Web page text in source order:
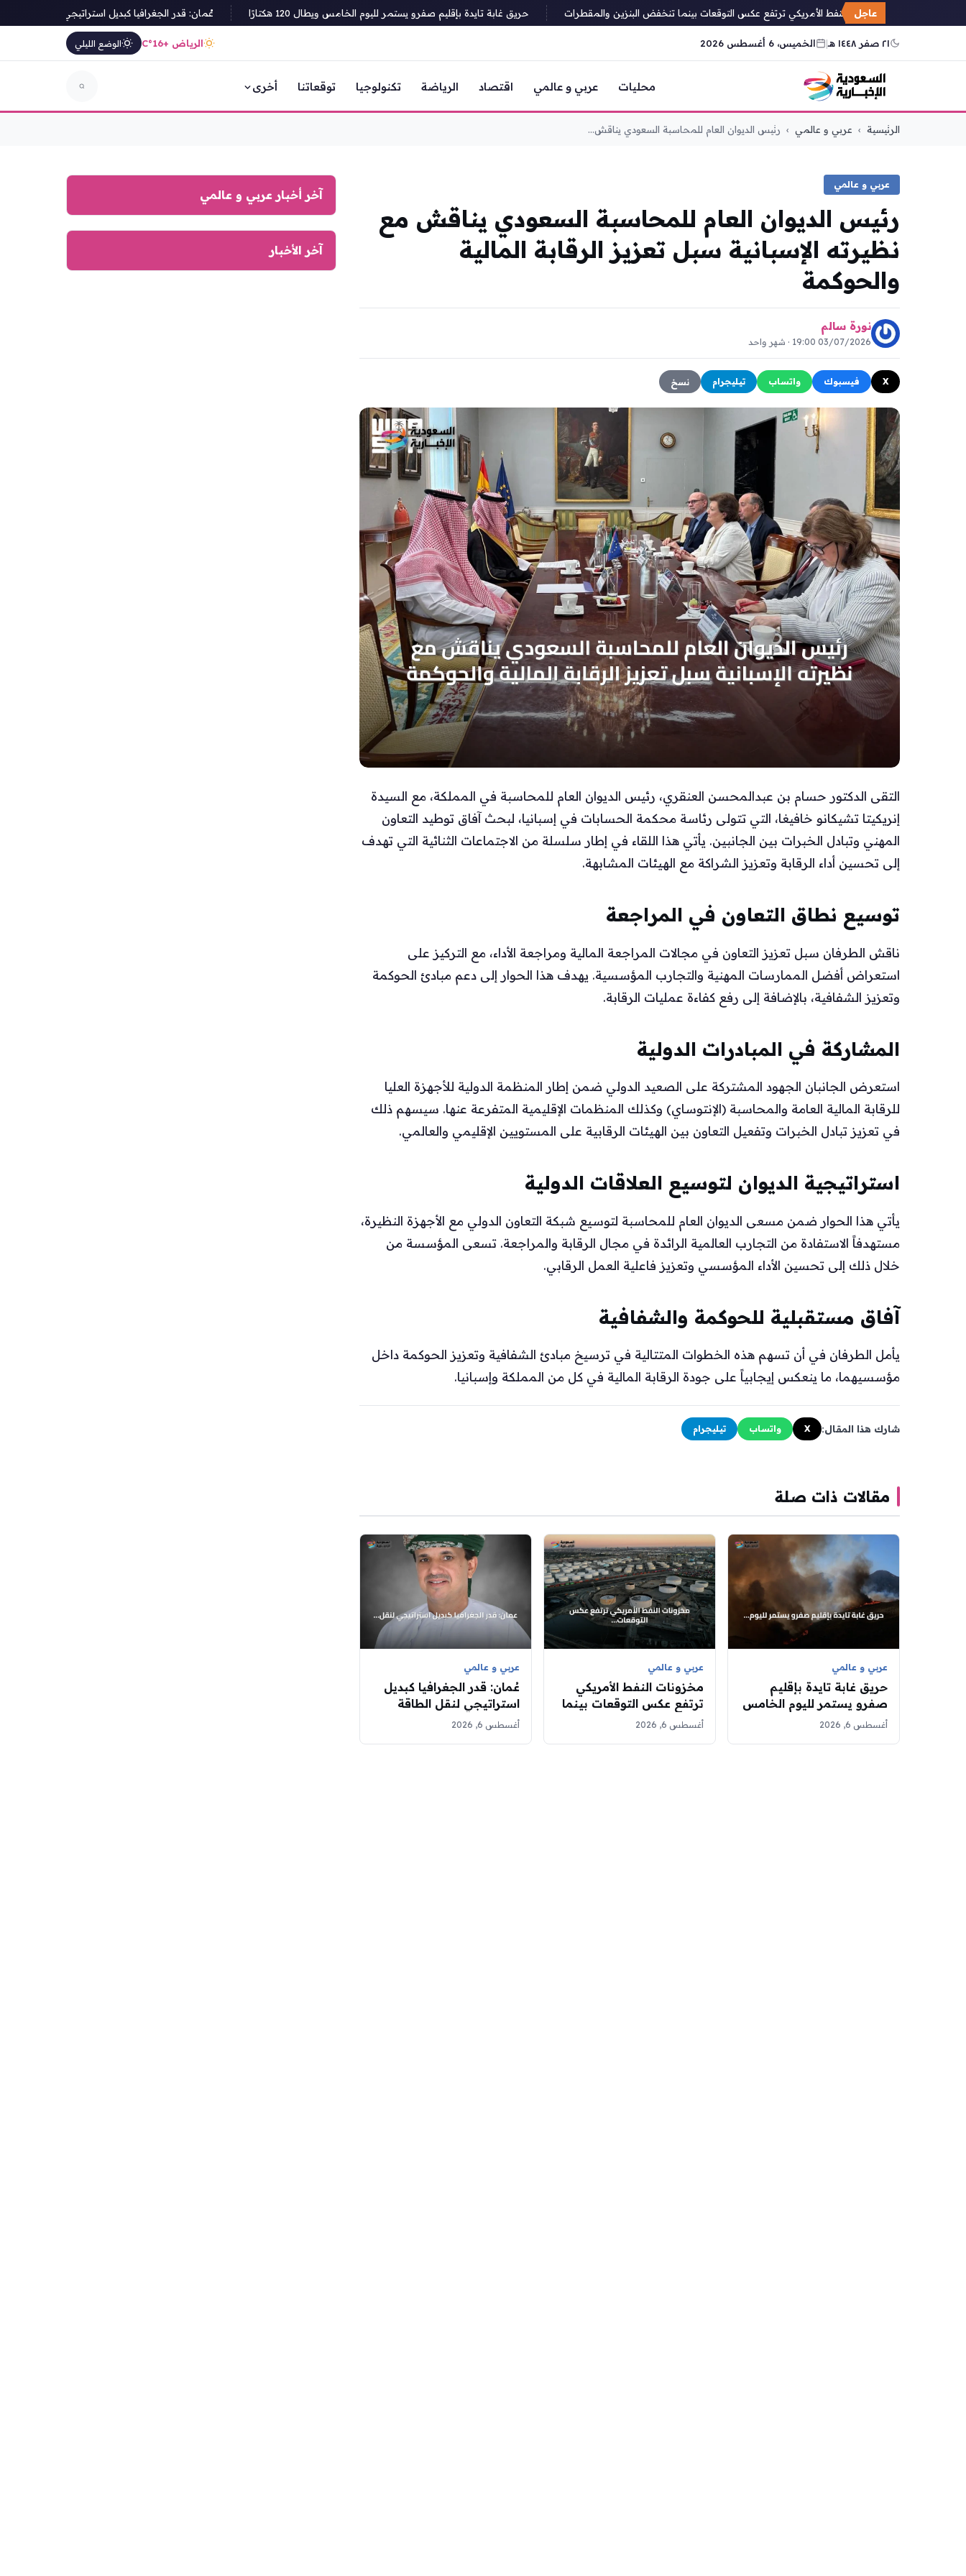
عاجل
مخزونات النفط الأمريكي ترتفع عكس التوقعات بينما تنخفض البنزين والمقطرات حريق غابة تايدة بإقليم صفرو يستمر لليوم الخامس ويطال 120 هكتارًا عُمان: قدر الجغرافيا كبديل استراتيجي لنقل الطاقة
٢١ صفر ١٤٤٨ هـ | الخميس، 6 أغسطس 2026 الرياض +16°C الوضع الليلي
محليات عربي و عالمي اقتصاد الرياضة تكنولوجيا توقعاتنا أخرى
الرئيسية › عربي و عالمي › رئيس الديوان العام للمحاسبة السعودي يناقش...
عربي و عالمي
رئيس الديوان العام للمحاسبة السعودي يناقش مع
نظيرته الإسبانية سبل تعزيز الرقابة المالية
والحوكمة
نورة سالم
03/07/2026 19:00 · شهر واحد
X فيسبوك واتساب تيليجرام نسخ
التقى الدكتور حسام بن عبدالمحسن العنقري، رئيس الديوان العام للمحاسبة في المملكة، مع السيدة
إنريكيتا تشيكانو خافيغا، التي تتولى رئاسة محكمة الحسابات في إسبانيا، لبحث آفاق توطيد التعاون
المهني وتبادل الخبرات بين الجانبين. يأتي هذا اللقاء في إطار سلسلة من الاجتماعات الثنائية التي تهدف
إلى تحسين أداء الرقابة وتعزيز الشراكة مع الهيئات المشابهة.
توسيع نطاق التعاون في المراجعة
ناقش الطرفان سبل تعزيز التعاون في مجالات المراجعة المالية ومراجعة الأداء، مع التركيز على
استعراض أفضل الممارسات المهنية والتجارب المؤسسية. يهدف هذا الحوار إلى دعم مبادئ الحوكمة
وتعزيز الشفافية، بالإضافة إلى رفع كفاءة عمليات الرقابة.
المشاركة في المبادرات الدولية
استعرض الجانبان الجهود المشتركة على الصعيد الدولي ضمن إطار المنظمة الدولية للأجهزة العليا
للرقابة المالية العامة والمحاسبة (الإنتوساي) وكذلك المنظمات الإقليمية المتفرعة عنها. سيسهم ذلك
في تعزيز تبادل الخبرات وتفعيل التعاون بين الهيئات الرقابية على المستويين الإقليمي والعالمي.
استراتيجية الديوان لتوسيع العلاقات الدولية
يأتي هذا الحوار ضمن مسعى الديوان العام للمحاسبة لتوسيع شبكة التعاون الدولي مع الأجهزة النظيرة،
مستهدفاً الاستفادة من التجارب العالمية الرائدة في مجال الرقابة والمراجعة. تسعى المؤسسة من
خلال ذلك إلى تحسين الأداء المؤسسي وتعزيز فاعلية العمل الرقابي.
آفاق مستقبلية للحوكمة والشفافية
يأمل الطرفان في أن تسهم هذه الخطوات المتتالية في ترسيخ مبادئ الشفافية وتعزيز الحوكمة داخل
مؤسسيهما، ما ينعكس إيجابياً على جودة الرقابة المالية في كل من المملكة وإسبانيا.
شارك هذا المقال: X واتساب تيليجرام
مقالات ذات صلة
عربي و عالمي
حريق غابة تايدة بإقليم
صفرو يستمر لليوم الخامس
ويطال 120 هكتارًا
أغسطس 6, 2026
عربي و عالمي
مخزونات النفط الأمريكي
ترتفع عكس التوقعات بينما
تنخفض البنزين والمقطرات
أغسطس 6, 2026
عربي و عالمي
عُمان: قدر الجغرافيا كبديل
استراتيجي لنقل الطاقة
أغسطس 6, 2026
آخر أخبار عربي و عالمي
آخر الأخبار